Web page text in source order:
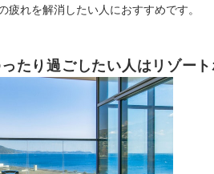
疲れを解消したい人におすすめです。
たり過ごしたい人はリゾー